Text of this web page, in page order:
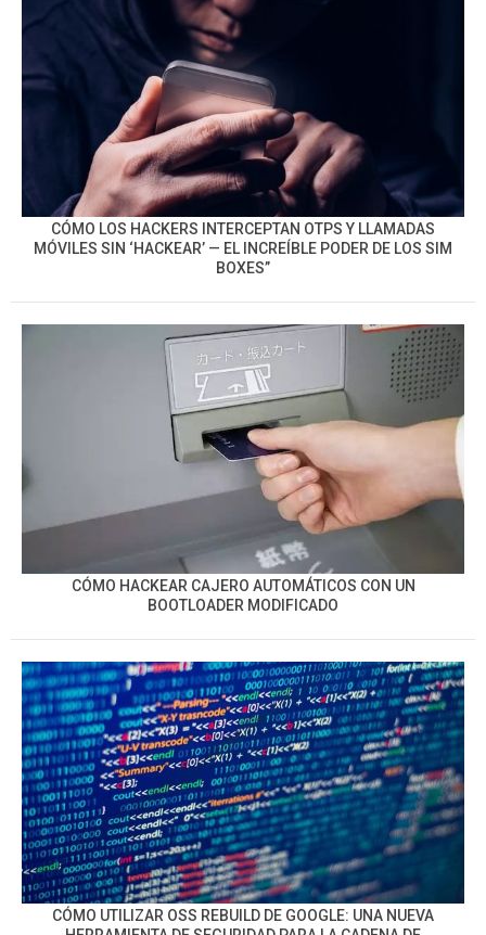
CÓMO LOS HACKERS INTERCEPTAN OTPS Y LLAMADAS
MÓVILES SIN ‘HACKEAR’ — EL INCREÍBLE PODER DE LOS SIM
BOXES”
CÓMO HACKEAR CAJERO AUTOMÁTICOS CON UN
BOOTLOADER MODIFICADO
CÓMO UTILIZAR OSS REBUILD DE GOOGLE: UNA NUEVA